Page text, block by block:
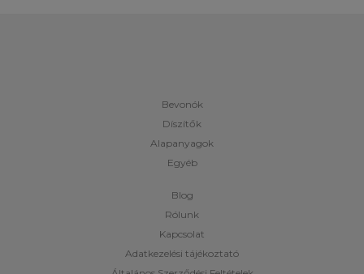
Bevonók
Díszítők
Alapanyagok
Egyéb
Blog
Rólunk
Kapcsolat
Adatkezelési tájékoztató